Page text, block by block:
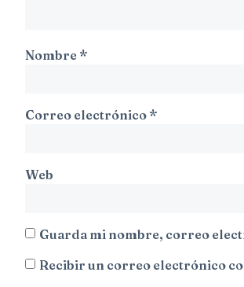
Nombre *
Correo electrónico *
Web
Guarda mi nombre, correo
Recibir un correo electrónico